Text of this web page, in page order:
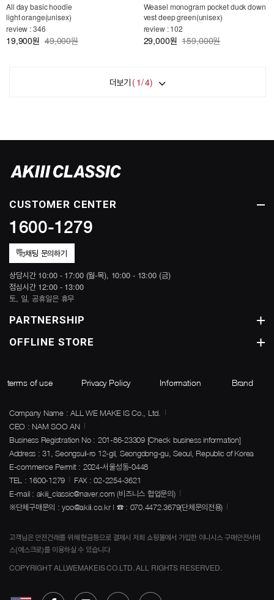
All day basic hoodie
light orange(unisex)
review : 346
19,900원 49,000원
Weasel monogram pocket duck down
vest deep green(unisex)
review : 102
29,000원 159,000원
더보기 ( 1/4)
CUSTOMER CENTER
1600-1279
채팅 문의하기
상담시간 10:00 - 17:00 (월-목), 10:00 - 13:00 (금)
점심시간 12:00 - 13:00
토, 일, 공휴일은 휴무
PARTNERSHIP
OFFLINE STORE
terms of use Privacy Policy Information Brand
Company Name : ALL WE MAKE IS Co., Ltd.
CEO : NAM SOO AN
Business Registration No : 201-86-23309 [Check business information]
Address : 31, Seongsuil-ro 12-gil, Seongdong-gu, Seoul, Republic of Korea
E-commerce Permit : 2024-서울성동-0448
TEL : 1600-1279
FAX : 02-2254-3621
E-mail : akiii_classic@naver.com (비즈니스 협업문의)
※단체구매문의 : yoo@akiii.co.kr | ☎ : 070.4472.3679(단체문의전용)
고객님은 안전건래를 위해 현금등으로 결제시 저희 쇼핑몰에서 가입한 이니시스 구매안전서비
스(에스크로)를 이용하실 수 있습니다
COPYRIGHT ALLWEMAKEIS CO.LTD. ALL RIGHTS RESERVED.